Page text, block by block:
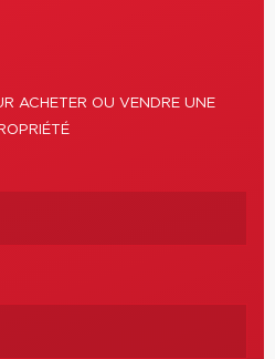
ACHETER OU VENDRE UNE